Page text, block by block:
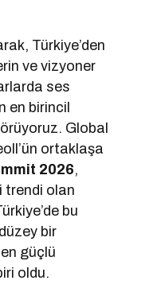
Türkiye’den
ve vizyoner
ses
en birincil
Global
ortaklaşa
2026,
trendi olan
bu
bir
en güçlü
oldu.